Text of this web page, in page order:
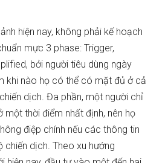
hiện nay, không phải kế hoạch
mực 3 phase: Trigger,
bởi người tiêu dùng ngày
khi nào họ có thể có mặt đủ ở cả
dịch. Đa phần, một người chỉ
một thời điểm nhất định, nên họ
điệp chính nếu các thông tin
chiến dịch. Theo xu hướng